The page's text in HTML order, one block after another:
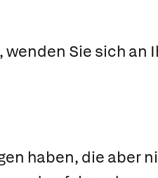
Sie sich an
haben, die aber